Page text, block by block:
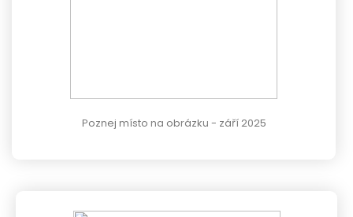
Poznej místo na obrázku - září 2025